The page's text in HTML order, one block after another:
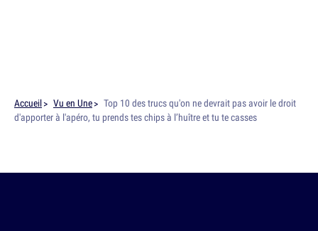
Accueil Vu en Une
Top 10 des trucs qu'on ne devrait pas avoir le droit
d'apporter à l'apéro, tu prends tes chips à l’huître et tu te casses